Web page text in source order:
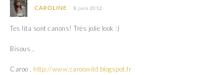
CAROLINE 8 juin 2012
Tes lita sont canons! Très jolie look :)
Bisous ,
Caroo , http://www.caroowild.blogspot.fr